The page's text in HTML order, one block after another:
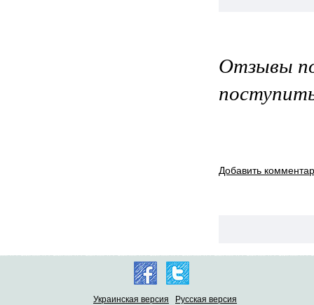
Отзывы
Добавить
Украинская версия Русская версия